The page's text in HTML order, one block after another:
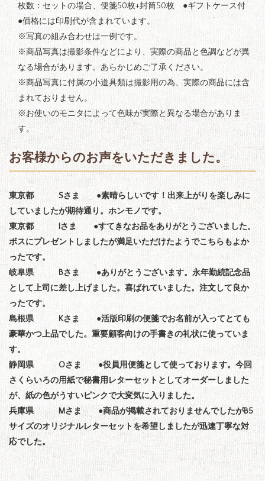
枚数：セットの場合、便箋50枚+封筒50枚 ●ギフトケース付
●価格には印刷代が含まれています。
※写真の組み合わせは一例です。
※商品写真は撮影条件などにより、実際の商品と色調などが異
なる場合があります。あらかじめご了承ください。
※商品写真に付属の小道具類は撮影用の為、実際の商品には含
まれておりません。
※お使いのモニタによって色味が実際と異なる場合がありま
す。
お客様からのお声をいただきました。
東京都 Sさま ●素晴らしいです！出来上がりを楽しみに
していましたが期待通り。ホンモノです。
東京都 Iさま ●すてきなお品をありがとうございました。
ボスにプレゼントしましたが満足いただけたようでこちらもよか
ったです。
岐阜県 Bさま ●ありがとうございます。永年勤続記念品
として上司に差し上げました。喜ばれていました。注文して良か
ったです。
島根県 Kさま ●活版印刷の便箋でお名前が入ってとても
豪華かつ上品でした。重要顧客向けの手書きの礼状に使っていま
す。
静岡県 Oさま ●役員用便箋として使っております。今回
さくらいろの用紙で秘書用レターセットとしてオーダーしました
が、紙の色がうすいピンクで大変気に入りました。
兵庫県 Mさま ●商品が掲載されておりませんでしたがB5
サイズのオリジナルレターセットを希望しましたが迅速丁寧な対
応でした。